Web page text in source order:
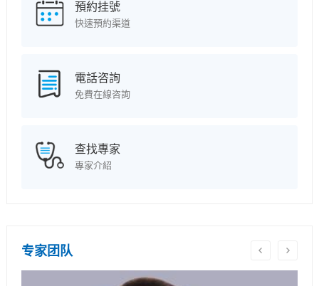
預約挂號
快速預約渠道
電話咨詢
免費在線咨詢
查找專家
專家介紹
专家团队